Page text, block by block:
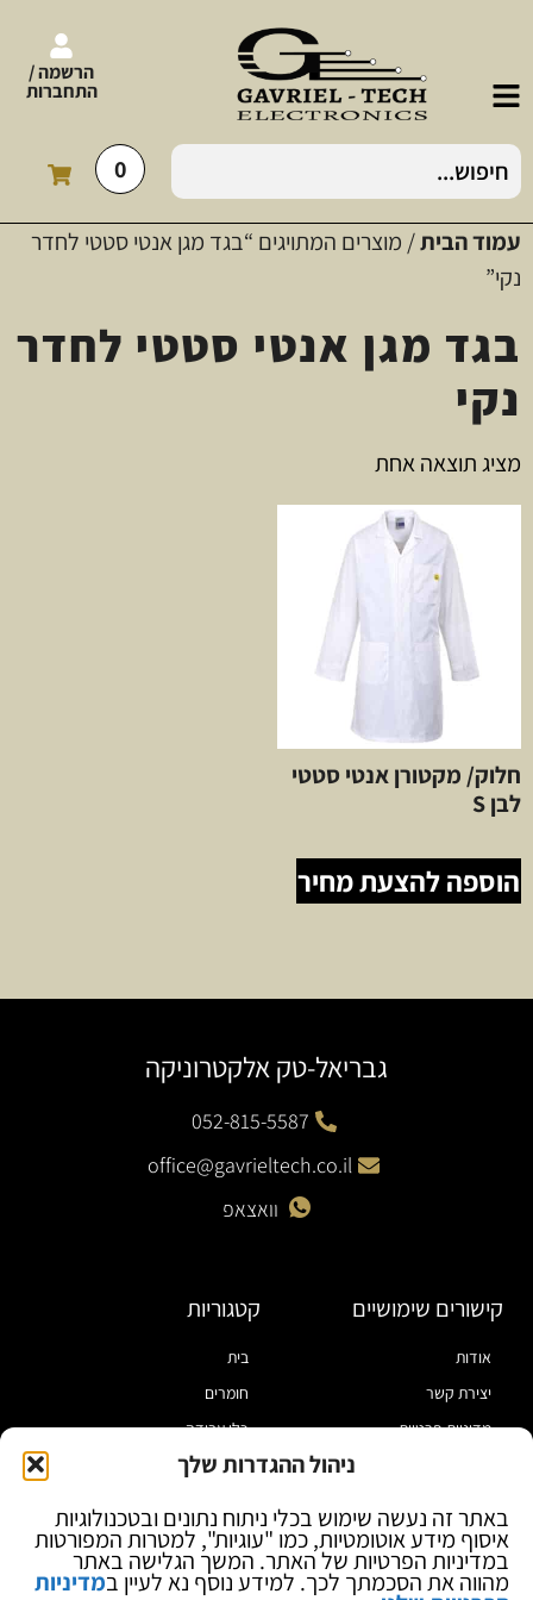
ניהול ההגדרות שלך
באתר זה נעשה שימוש בכלי ניתוח נתונים ובטכנולוגיות
איסוף מידע אוטומטיות, כמו "עוגיות", למטרות המפורטות
במדיניות הפרטיות של האתר. המשך הגלישה באתר
מהווה את הסכמתך לכך. למידע נוסף נא לעיין במדיניות
הרשמה /
התחברות
0
עמוד הבית/ מוצרים המתויגים “בגד מגן אנטי סטטי לחדר
נקי”
בגד מגן אנטי סטטי לחדר
נקי
מציג תוצאה אחת
חלוק/ מקטורן אנטי סטטי
לבן S
הוספה להצעת מחיר
גבריאל-טק אלקטרוניקה
052-815-5587
office@gavrieltech.co.il
וואצאפ
קישורים שימושיים
אודות
יצירת קשר
מדיניות פרטיות
בלוג
קטגוריות
בית
חומרים
כלי עבודה
מוצרי הלחמה
ספקי כח ומודדים
ציוד אופטי להגדלה